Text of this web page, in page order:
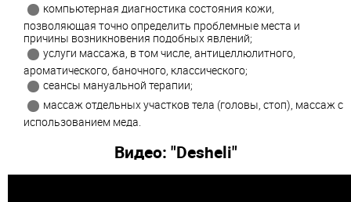
компьютерная диагностика состояния кожи,
позволяющая точно определить проблемные места и
причины возникновения подобных явлений;
услуги массажа, в том числе, антицеллюлитного,
ароматического, баночного, классического;
сеансы мануальной терапии;
массаж отдельных участков тела (головы, стоп), массаж с
использованием меда.
Видео: "Desheli"